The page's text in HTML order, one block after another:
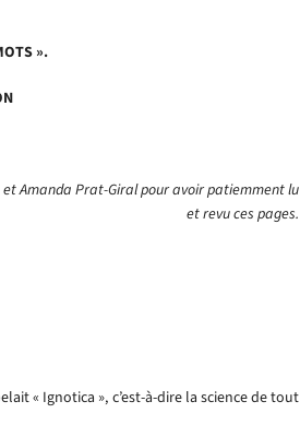
».
Amanda Prat-Giral pour avoir patiemment lu
et revu ces pages.
« Ignotica », c’est-à-dire la science de tout